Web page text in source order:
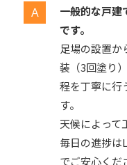
一般的な戸建
です。
足場の設置か
装（3回塗り
程を丁寧に行
す。
天候によって
毎日の進捗は
でご安心くだ